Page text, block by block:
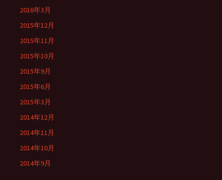
2016年3月
2015年12月
2015年11月
2015年10月
2015年9月
2015年6月
2015年3月
2014年12月
2014年11月
2014年10月
2014年9月